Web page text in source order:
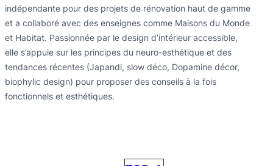
indépendante pour des projets de rénovation haut de gamme
et a collaboré avec des enseignes comme Maisons du Monde
et Habitat. Passionnée par le design d’intérieur accessible,
elle s’appuie sur les principes du neuro-esthétique et des
tendances récentes (Japandi, slow déco, Dopamine décor,
biophylic design) pour proposer des conseils à la fois
fonctionnels et esthétiques.